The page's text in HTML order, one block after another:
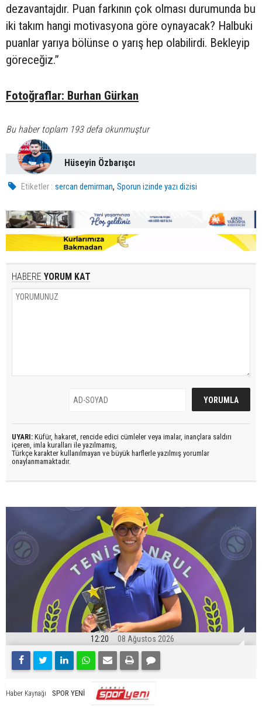
dezavantajdır. Puan farkının çok olması durumunda bu
iki takım hangi motivasyona göre oynayacak? Halbuki
puanlar yarıya bölünse o yarış hep olabilirdi. Bekleyip
göreceğiz.”
Fotoğraflar: Burhan Gürkan
Bu haber toplam 193 defa okunmuştur
Hüseyin Özbarışcı
Etiketler : sercan demirman,Sporun izinde yazı dizisi
HABERE YORUM KAT
UYARI: Küfür, hakaret, rencide edici cümleler veya imalar, inançlara saldırı
içeren, imla kuralları ile yazılmamış,
Türkçe karakter kullanılmayan ve büyük harflerle yazılmış yorumlar
onaylanmamaktadır.
12:20 08 Ağustos 2026
Haber Kaynağı SPOR YENİ